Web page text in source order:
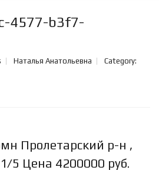
4577-b3f7-
Наталья Анатольевна Category:
Пролетарский р-н ,
5 Цена 4200000 руб.